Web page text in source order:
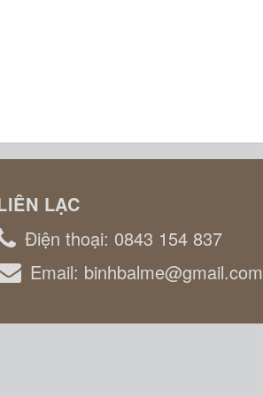
LẠC
Điện thoại: 0843 154 837
Email: binhbalme@gmail.com